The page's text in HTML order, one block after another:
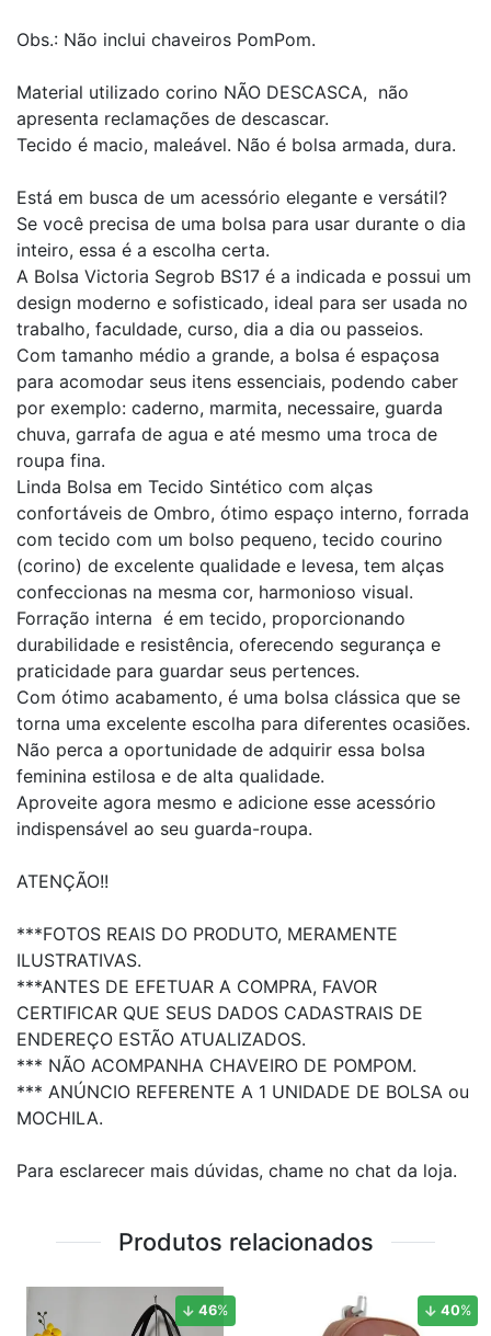
Obs.: Não inclui chaveiros PomPom.
Material utilizado corino NÃO DESCASCA, não
apresenta reclamações de descascar.
Tecido é macio, maleável. Não é bolsa armada, dura.
Está em busca de um acessório elegante e versátil?
Se você precisa de uma bolsa para usar durante o dia
inteiro, essa é a escolha certa.
A Bolsa Victoria Segrob BS17 é a indicada e possui um
design moderno e sofisticado, ideal para ser usada no
trabalho, faculdade, curso, dia a dia ou passeios.
Com tamanho médio a grande, a bolsa é espaçosa
para acomodar seus itens essenciais, podendo caber
por exemplo: caderno, marmita, necessaire, guarda
chuva, garrafa de agua e até mesmo uma troca de
roupa fina.
Linda Bolsa em Tecido Sintético com alças
confortáveis de Ombro, ótimo espaço interno, forrada
com tecido com um bolso pequeno, tecido courino
(corino) de excelente qualidade e levesa, tem alças
confeccionas na mesma cor, harmonioso visual.
Forração interna é em tecido, proporcionando
durabilidade e resistência, oferecendo segurança e
praticidade para guardar seus pertences.
Com ótimo acabamento, é uma bolsa clássica que se
torna uma excelente escolha para diferentes ocasiões.
Não perca a oportunidade de adquirir essa bolsa
feminina estilosa e de alta qualidade.
Aproveite agora mesmo e adicione esse acessório
indispensável ao seu guarda-roupa.
ATENÇÃO!!
***FOTOS REAIS DO PRODUTO, MERAMENTE
ILUSTRATIVAS.
***ANTES DE EFETUAR A COMPRA, FAVOR
CERTIFICAR QUE SEUS DADOS CADASTRAIS DE
ENDEREÇO ESTÃO ATUALIZADOS.
*** NÃO ACOMPANHA CHAVEIRO DE POMPOM.
*** ANÚNCIO REFERENTE A 1 UNIDADE DE BOLSA ou
MOCHILA.
Para esclarecer mais dúvidas, chame no chat da loja.
Produtos relacionados
46% 40%